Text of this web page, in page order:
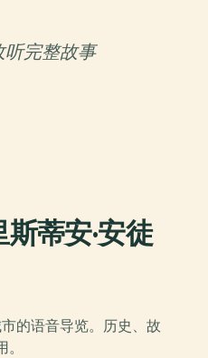
完整故事
蒂安·安徒
的语音导览。历史、故